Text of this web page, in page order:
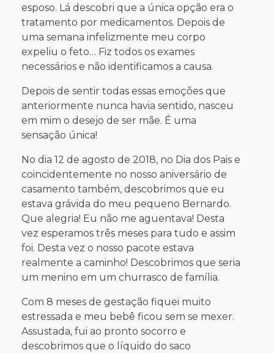
esposo. Lá descobri que a única opção era o
tratamento por medicamentos. Depois de
uma semana infelizmente meu corpo
expeliu o feto… Fiz todos os exames
necessários e não identificamos a causa.
Depois de sentir todas essas emoções que
anteriormente nunca havia sentido, nasceu
em mim o desejo de ser mãe. É uma
sensação única!
​​​​​​​No dia 12 de agosto de 2018, no Dia dos Pais e
coincidentemente no nosso aniversário de
casamento também, descobrimos que eu
estava grávida do meu pequeno Bernardo.
Que alegria! Eu não me aguentava! Desta
vez esperamos três meses para tudo e assim
foi. Desta vez o nosso pacote estava
realmente a caminho! Descobrimos que seria
um menino em um churrasco de família.
Com 8 meses de gestação fiquei muito
estressada e meu bebê ficou sem se mexer.
Assustada, fui ao pronto socorro e
descobrimos que o líquido do saco